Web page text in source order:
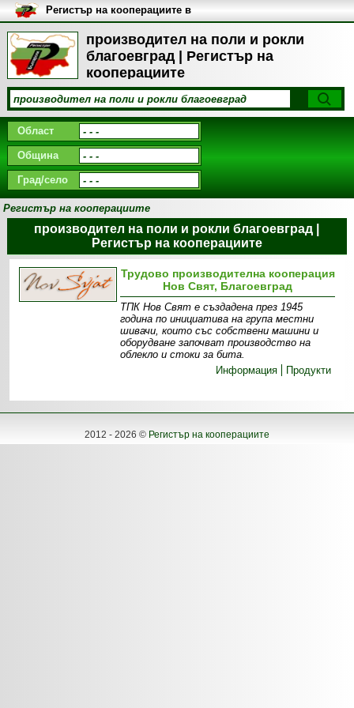
производител на поли и рокли
благоевград | Регистър на
кооперациите
Регистър на кооперациите в
България
Област
Община
Град/село
Регистър на кооперациите
производител на поли и рокли благоевград |
Регистър на кооперациите
Трудово производителна кооперация
Нов Свят, Благоевград
ТПК Нов Свят е създадена през 1945
година по инициатива на група местни
шивачи, които със собствени машини и
оборудване започват производство на
облекло и стоки за бита.
Информация
Продукти
2012 - 2026 © Регистър на кооперациите